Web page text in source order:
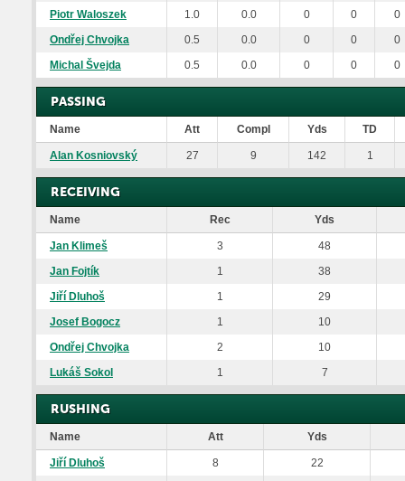
Piotr Waloszek
1.0 0.0 0 0
0
Ondřej Chvojka
0.5 0.0 0 0
0
Michal Švejda
0.5 0.0 0 0 0
PASSING
Name Att Compl Yds TD
Alan Kosniovský 27 9 142 1
RECEIVING
Name Rec Yds
Jan Klimeš 3
48
Jan Fojtík
1
38
Jiří Dluhoš
1
29
Josef Bogocz
1
10
Ondřej Chvojka
2
10
Lukáš Sokol
1 7
RUSHING
Name Att Yds
Jiří Dluhoš 8
22